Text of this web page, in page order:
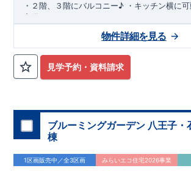
・２階、３階にバルコニー♪ ・キッチン横に
完備。
相模線「上溝」駅徒歩19分 ◇ロケー
・相模原市立星が丘小学校
ー相模原店
模原店 徒歩
・やまうち医院 徒
ります。
・設計、施工、営業が互いに協力し
ンを提供いたします。 ・不要な中間マージン
コストダウンに努めています。
の建物は、国が定めた耐震等級で3を取得。建
られた、｢数百年に一度発生する地震に対して
・東栄住宅では、お引渡し後最大10回の無料定
間の品質保証を実施。お引渡しからが本当の
え、アフターサービスを外部の業者に委託せ
ープ「東栄ホームサービス株式会社」にて責
見学予約・資料請求
物件詳細を見る
ブルーミングガーデン 八王子・
棟
1区画販売中／全3区画 みらいエコ住宅2026事業